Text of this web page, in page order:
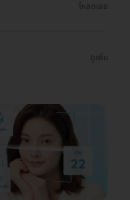
โหลดเลย
ดูเพิ่ม